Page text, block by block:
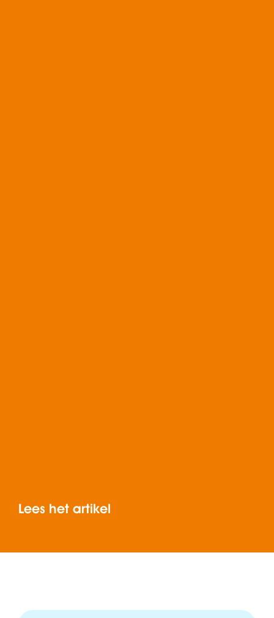
Lees het artikel